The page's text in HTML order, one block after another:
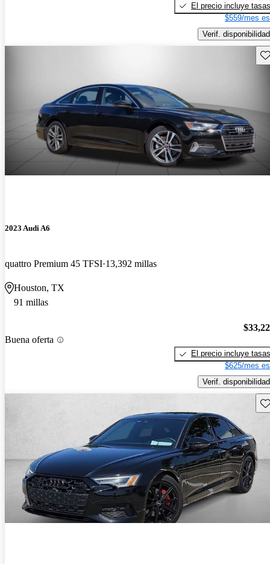
El precio incluye tasas
$559/mes
Verif. disponibilidad
2023 Audi A6
quattro Premium 45 TFSI 13,392 millas
Houston, TX
91 millas
Buena oferta
El precio incluye tasas
$625/mes
Verif. disponibilidad